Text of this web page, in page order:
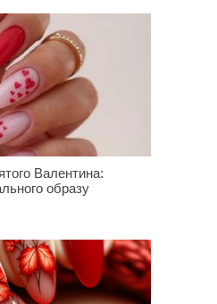
Валентина:
образу